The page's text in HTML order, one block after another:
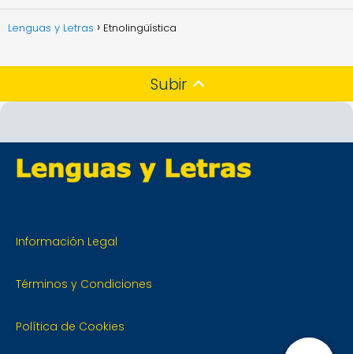
Lenguas y Letras Etnolingüística
Subir
Información Legal
Términos y Condiciones
Política de Cookies